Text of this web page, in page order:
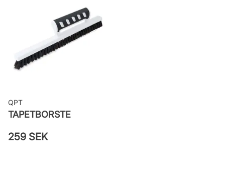
Leverantörens artikelnummer:
MISP1342
QPT
TAPETBORSTE
259 SEK